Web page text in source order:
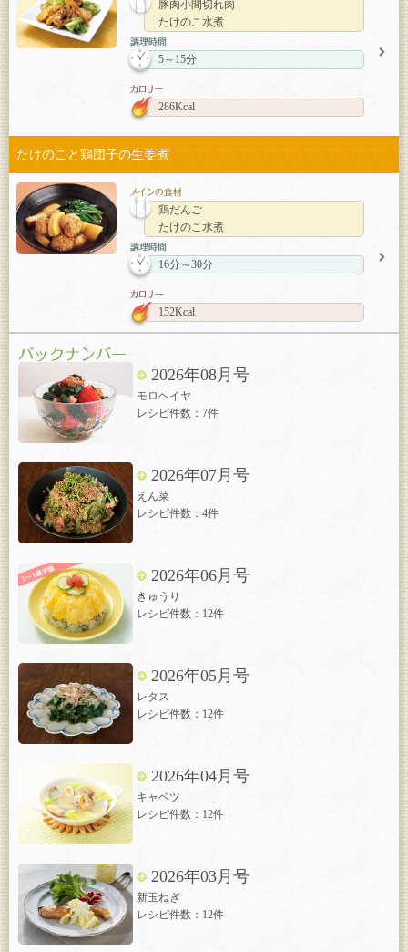
豚肉小間切れ肉
たけのこ水煮
5～15分
286Kcal
たけのこと鶏団子の生姜煮
鶏だんご
たけのこ水煮
16分～30分
152Kcal
2026年08月号
モロヘイヤ
レシピ件数：7件
2026年07月号
えん菜
レシピ件数：4件
2026年06月号
きゅうり
レシピ件数：12件
2026年05月号
レタス
レシピ件数：12件
2026年04月号
キャベツ
レシピ件数：12件
2026年03月号
新玉ねぎ
レシピ件数：12件